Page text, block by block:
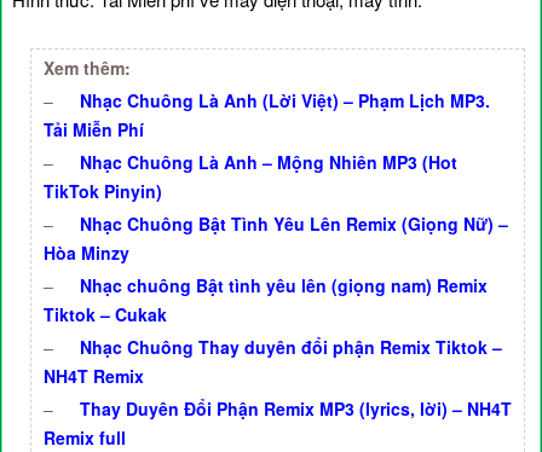
Xem thêm:
–
Nhạc Chuông Là Anh (Lời Việt) – Phạm Lịch MP3.
Tải Miễn Phí
–
Nhạc Chuông Là Anh – Mộng Nhiên MP3 (Hot
TikTok Pinyin)
–
Nhạc Chuông Bật Tình Yêu Lên Remix (Giọng Nữ) –
Hòa Minzy
–
Nhạc chuông Bật tình yêu lên (giọng nam) Remix
Tiktok – Cukak
–
Nhạc Chuông Thay duyên đổi phận Remix Tiktok –
NH4T Remix
–
Thay Duyên Đổi Phận Remix MP3 (lyrics, lời) – NH4T
Remix full